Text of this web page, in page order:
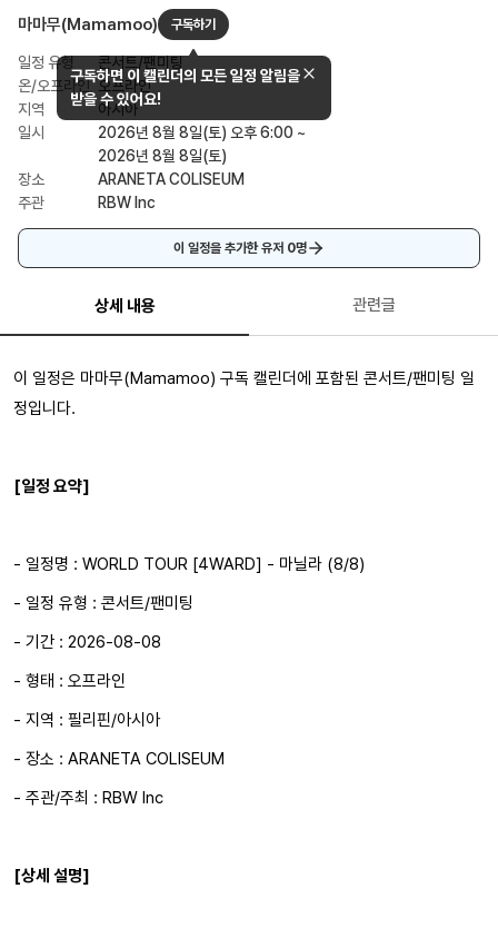
마마무(Mamamoo) 구독하기
일정 유형
콘서트/팬미팅
온/오프라인 오프라인
지역
아시아
일시
2026년 8월 8일(토) 오후 6:00 ~
2026년 8월 8일(토)
장소
ARANETA COLISEUM
주관
RBW Inc
이 일정을 추가한 유저 0명
상세 내용 관련글
이 일정은 마마무(Mamamoo) 구독 캘린더에 포함된 콘서트/팬미팅 일
정입니다.
[일정 요약]
- 일정명 : WORLD TOUR [4WARD] - 마닐라 (8/8)
- 일정 유형 : 콘서트/팬미팅
- 기간 : 2026-08-08
- 형태 : 오프라인
- 지역 : 필리핀/아시아
- 장소 : ARANETA COLISEUM
- 주관/주최 : RBW Inc
[상세 설명]
구독하면 이 캘린더의 모든 일정 알림을
받을 수 있어요!